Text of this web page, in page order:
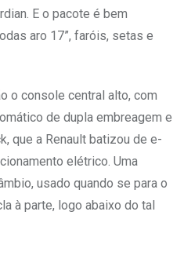
E o pacote é bem
aro 17”, faróis, setas e
o console central alto, com
de dupla embreagem e
que a Renault batizou de e-
elétrico. Uma
usado quando se para o
à parte, logo abaixo do tal